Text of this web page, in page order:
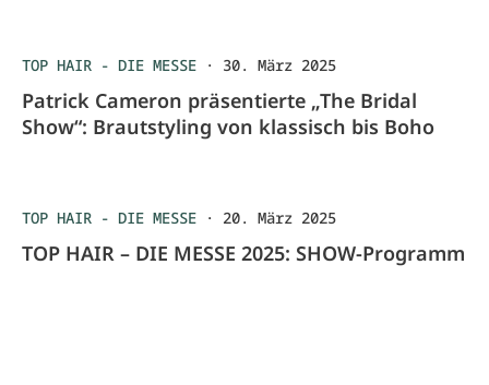
TOP HAIR - DIE MESSE · 30. März 2025
Patrick Cameron präsentierte „The Bridal
Show“: Brautstyling von klassisch bis Boho
TOP HAIR - DIE MESSE · 20. März 2025
TOP HAIR – DIE MESSE 2025: SHOW-Programm